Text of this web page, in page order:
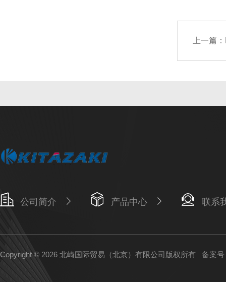
上一篇：
公司简介 产品中心 联系
Copyright © 2026 北崎国际贸易（北京）有限公司版权所有 备案号